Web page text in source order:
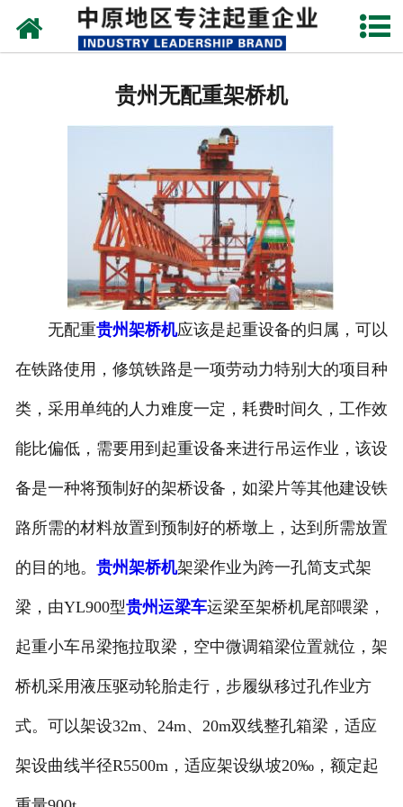
网站首页
贵州路桥门机
贵州造船门机
贵州提梁机
贵州运梁设备
贵州门式起重机
贵州起重机配件
贵州路桥机具配件
贵州路桥起重配件
贵州无配重架桥机
无配重贵州架桥机应该是起重设备的归属，可以
在铁路使用，修筑铁路是一项劳动力特别大的项目种
类，采用单纯的人力难度一定，耗费时间久，工作效
能比偏低，需要用到起重设备来进行吊运作业，该设
备是一种将预制好的架桥设备，如梁片等其他建设铁
路所需的材料放置到预制好的桥墩上，达到所需放置
的目的地。 贵州架桥机架梁作业为跨一孔简支式架
梁，由YL900型贵州运梁车运梁至架桥机尾部喂梁，
起重小车吊梁拖拉取梁，空中微调箱梁位置就位，架
桥机采用液压驱动轮胎走行，步履纵移过孔作业方
式。可以架设32m、24m、20m双线整孔箱梁，适应
架设曲线半径R5500m，适应架设纵坡20‰，额定起